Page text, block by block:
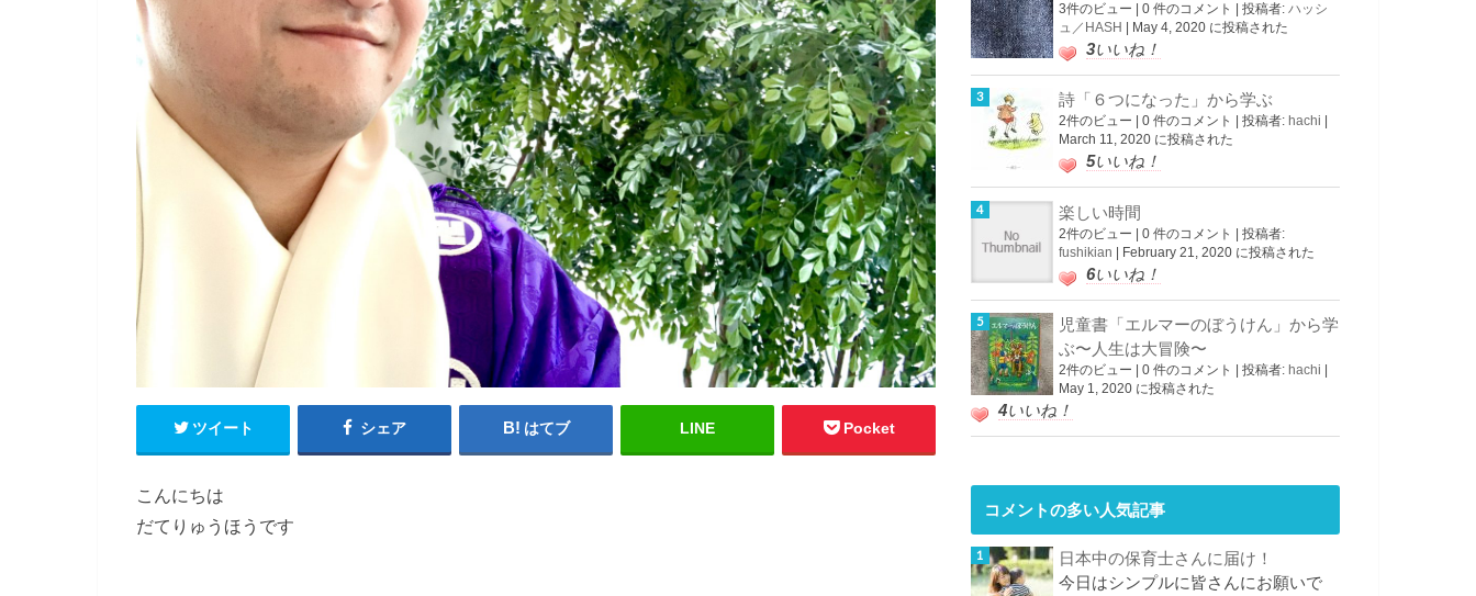
ツイート シェア はてブ LINE Pocket
こんにちは
だてりゅうほうです
3件のビュー 0 件のコメント 投稿者: ハッシ
ュ／HASH
May 4, 2020 に投稿された
3いいね！
詩「６つになった」から学ぶ
2件のビュー 0 件のコメント 投稿者: hachi
March 11, 2020 に投稿された
5いいね！
楽しい時間
2件のビュー | 0 件のコメント | 投稿者:
fushikian | February 21, 2020 に投稿された
6いいね！
児童書「エルマーのぼうけん」から学
ぶ〜人生は大冒険〜
2件のビュー | 0 件のコメント | 投稿者: hachi |
May 1, 2020 に投稿された
4いいね！
コメントの多い人気記事
日本中の保育士さんに届け！
今日はシンプルに皆さんにお願いで